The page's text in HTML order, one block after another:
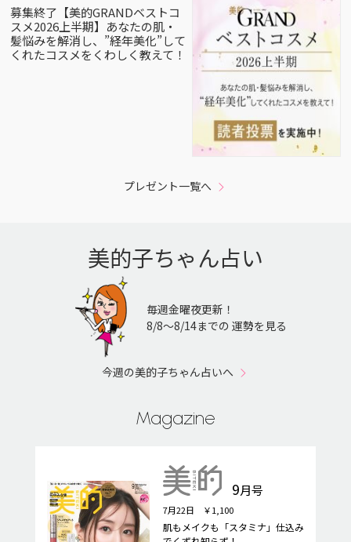
募集終了【美的GRANDベストコ
スメ2026上半期】あなたの肌・
髪悩みを解消し、”経年美化”して
くれたコスメをくわしく教えて！
プレゼント一覧へ
美的子ちゃん占い
毎週金曜夜更新！
8/8〜8/14までの 運勢を見る
今週の美的子ちゃん占いへ
Magazine
9月号
7月22日 ￥1,100
肌もメイクも「スタミナ」仕込み